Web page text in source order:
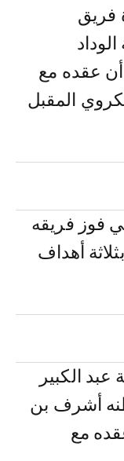
فريق
أن عقده مع
المقبل
فوز فريقه
أهداف
الكبير
أشرف بن
مع